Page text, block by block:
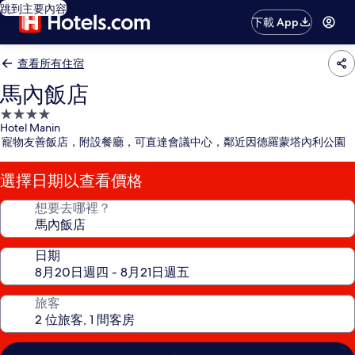
跳到主要內容
下載 App
查看所有住宿
馬內飯店
4.0
星
級
住
宿
Hotel Manin
寵物友善飯店，附設餐廳，可直達會議中心，鄰近因德羅蒙塔內利公園
選擇日期以查看價格
想要去哪裡？
日期
旅客